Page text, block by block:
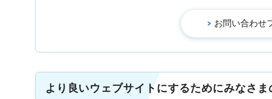
より良いウェブサイトにするためにみなさ